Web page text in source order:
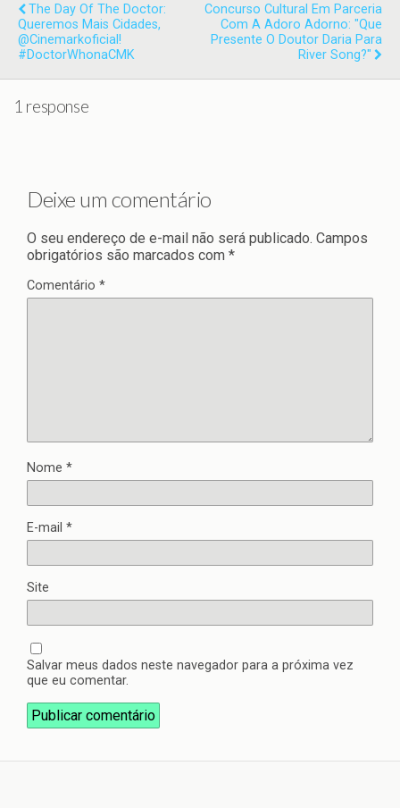
The Day Of The Doctor:
Queremos Mais Cidades,
@cinemarkoficial!
#DoctorWhonaCMK
Concurso Cultural Em Parceria
Com A Adoro Adorno: "Que
Presente O Doutor Daria Para
River Song?"
1 response
Deixe um comentário
O seu endereço de e-mail não será publicado. Campos
obrigatórios são marcados com *
Comentário *
Nome *
E-mail *
Site
Salvar meus dados neste navegador para a próxima vez
que eu comentar.